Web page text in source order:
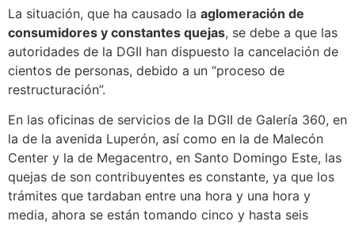
La situación, que ha causado la aglomeración de
consumidores y constantes quejas, se debe a que las
autoridades de la DGII han dispuesto la cancelación de
cientos de personas, debido a un “proceso de
restructuración”.
En las oficinas de servicios de la DGII de Galería 360, en
la de la avenida Luperón, así como en la de Malecón
Center y la de Megacentro, en Santo Domingo Este, las
quejas de son contribuyentes es constante, ya que los
trámites que tardaban entre una hora y una hora y
media, ahora se están tomando cinco y hasta seis